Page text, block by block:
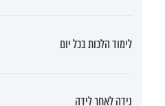
לימוד הלכות בכל יום
נידה לאחר לידה